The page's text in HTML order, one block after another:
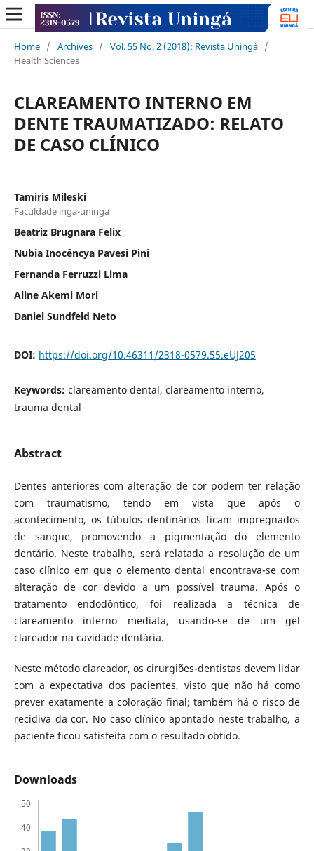
Home / Archives / Vol. 55 No. 2 (2018): Revista Uningá /
Health Sciences
CLAREAMENTO INTERNO EM
DENTE TRAUMATIZADO: RELATO
DE CASO CLÍNICO
Tamiris Mileski
Faculdade inga-uninga
Beatriz Brugnara Felix
Nubia Inocêncya Pavesi Pini
Fernanda Ferruzzi Lima
Aline Akemi Mori
Daniel Sundfeld Neto
DOI: https://doi.org/10.46311/2318-0579.55.eUJ205
Keywords: clareamento dental, clareamento interno,
trauma dental
Abstract
Dentes anteriores com alteração de cor podem ter relação
com traumatismo, tendo em vista que após o
acontecimento, os túbulos dentinários ficam impregnados
de sangue, promovendo a pigmentação do elemento
dentário. Neste trabalho, será relatada a resolução de um
caso clínico em que o elemento dental encontrava-se com
alteração de cor devido a um possível trauma. Após o
tratamento endodôntico, foi realizada a técnica de
clareamento interno mediata, usando-se de um gel
clareador na cavidade dentária.
Neste método clareador, os cirurgiões-dentistas devem lidar
com a expectativa dos pacientes, visto que não há como
prever exatamente a coloração final; também há o risco de
recidiva da cor. No caso clínico apontado neste trabalho, a
paciente ficou satisfeita com o resultado obtido.
Downloads